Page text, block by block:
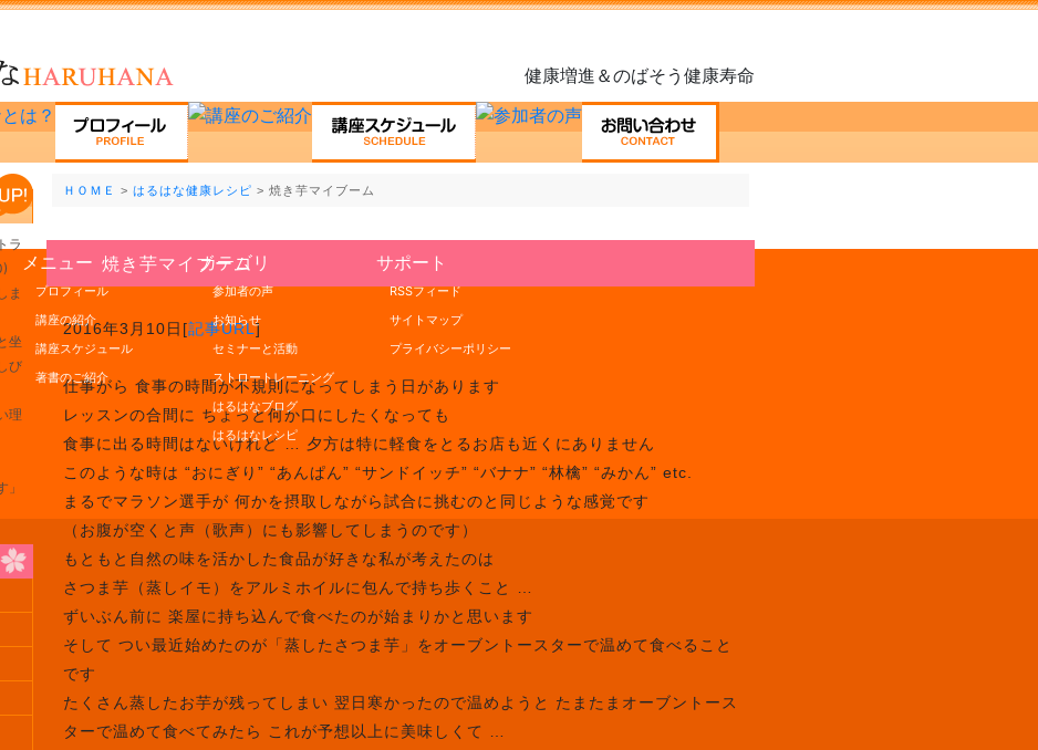
健康増進＆のばそう健康寿命
ＨＯＭＥ > はるはな健康レシピ > 焼き芋マイブーム
焼き芋マイブーム
2016年3月10日[記事URL]
仕事がら 食事の時間が不規則になってしまう日があります
レッスンの合間に ちょっと何か口にしたくなっても
食事に出る時間はないけれど … 夕方は特に軽食をとるお店も近くにありません
このような時は “おにぎり” “あんぱん” “サンドイッチ” “バナナ” “林檎” “みかん” etc.
まるでマラソン選手が 何かを摂取しながら試合に挑むのと同じような感覚です
（お腹が空くと声（歌声）にも影響してしまうのです）
もともと自然の味を活かした食品が好きな私が考えたのは
さつま芋（蒸しイモ）をアルミホイルに包んで持ち歩くこと …
ずいぶん前に 楽屋に持ち込んで食べたのが始まりかと思います
そして つい最近始めたのが「蒸したさつま芋」をオーブントースターで温めて食べること
です
たくさん蒸したお芋が残ってしまい 翌日寒かったので温めようと たまたまオーブントース
ターで温めて食べてみたら これが予想以上に美味しくて …
ラ
ま
坐
び
理
メニュー
プロフィール
講座の紹介
講座スケジュール
著書のご紹介
カテゴリ
参加者の声
お知らせ
セミナーと活動
ストロートレーニング
はるはなブログ
はるはなレシピ
サポート
RSSフィード
サイトマップ
プライバシーポリシー